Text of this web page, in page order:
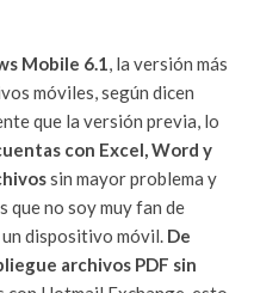
Mobile 6.1, la versión más
móviles, según dicen
que la versión previa, lo
con Excel, Word y
sin mayor problema y
que no soy muy fan de
dispositivo móvil. De
archivos PDF sin